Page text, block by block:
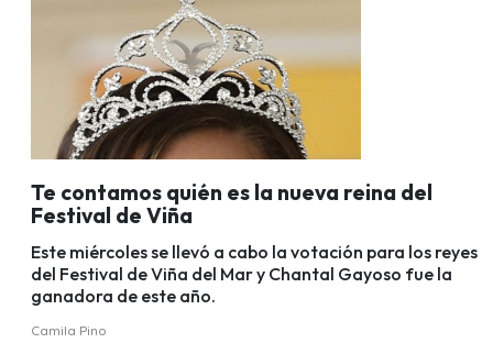
Te contamos quién es la nueva reina del
Festival de Viña
Este miércoles se llevó a cabo la votación para los reyes
del Festival de Viña del Mar y Chantal Gayoso fue la
ganadora de este año.
Camila Pino